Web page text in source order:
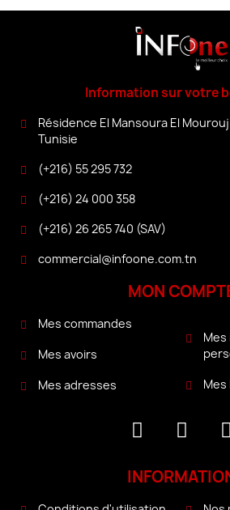
Information sur votre
Résidence El Mansoura El
Tunisie
(+216) 55 295 732
(+216) 24 000 358
(+216) 26 265 740 (SAV)
commercial@infoone.com.tn
MON
Mes commandes
Mes avoirs
Mes adresses